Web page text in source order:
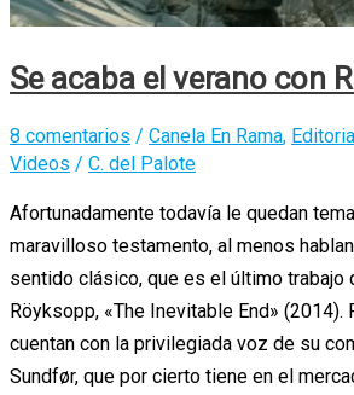
Se acaba el verano con
8 comentarios / Canela En Rama,
Videos / C. del Palote
Afortunadamente todavía le quedan
maravilloso testamento, al menos
sentido clásico, que es el último trabajo
Röyksopp, «The Inevitable End» (2014).
cuentan con la privilegiada voz de su
Sundfør, que por cierto tiene en el